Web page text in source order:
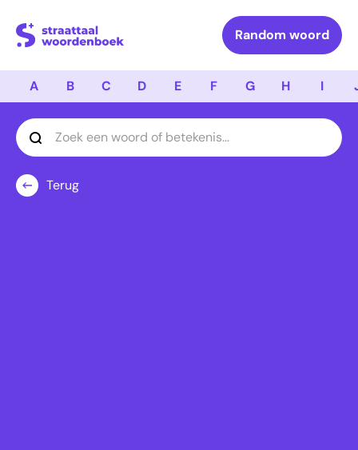
Logo Straattaal Woordenboek
Random woord
A B C D E F G H I
Terug